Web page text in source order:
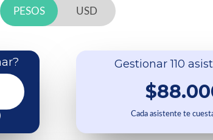
PESOS USD
Gestionar 110
Cada asistente te